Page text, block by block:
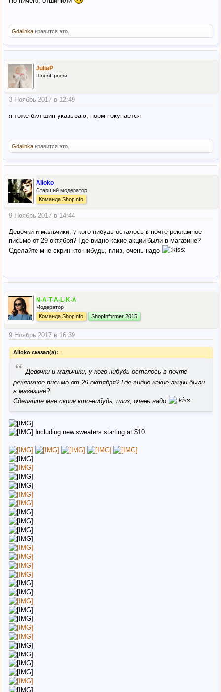
Gdalinka нравится это.
JuliaP
ШопоПрофи
3 Ноябрь 2017 в 12:49
я тоже бил-шип указываю, норм покупается
Gdalinka нравится это.
Alioko
Старший модератор
Команда ShopInfo
9 Ноябрь 2017 в 14:44
Девочки и мальчики, у кого-нибудь осталось в почте рекламное
письмо от 29 октября? Где видно какие акции были в магазине?
Сделайте мне скрин кто-нибудь, плиз, очень надо
N-A-T-A-L-K-A
Модератор
Команда ShopInfo
ShopInformer 2015
9 Ноябрь 2017 в 16:39
Alioko сказал(а): ↑
“ Девочки и мальчики, у кого-нибудь осталось в почте
рекламное письмо от 29 октября? Где видно какие акции были
в магазине?
Сделайте мне скрин кто-нибудь, плиз, очень надо
Including new sweaters starting at $10.